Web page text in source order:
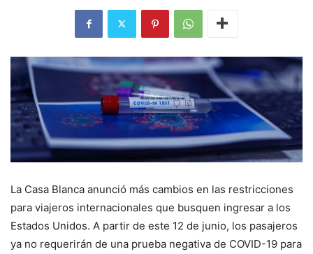
La Casa Blanca anunció más cambios en las restricciones
para viajeros internacionales que busquen ingresar a los
Estados Unidos. A partir de este 12 de junio, los pasajeros
ya no requerirán de una prueba negativa de COVID-19 para